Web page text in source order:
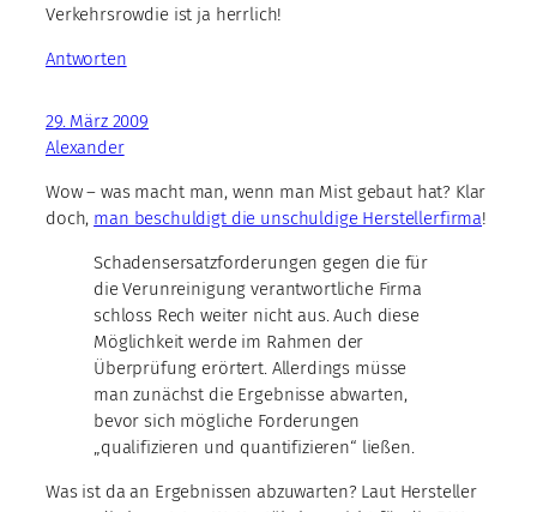
Verkehrsrowdie ist ja herrlich!
Antworten
29. März 2009
Alexander
Wow – was macht man, wenn man Mist gebaut hat? Klar
doch, man beschuldigt die unschuldige Herstellerfirma!
Schadensersatzforderungen gegen die für
die Verunreinigung verantwortliche Firma
schloss Rech weiter nicht aus. Auch diese
Möglichkeit werde im Rahmen der
Überprüfung erörtert. Allerdings müsse
man zunächst die Ergebnisse abwarten,
bevor sich mögliche Forderungen
„qualifizieren und quantifizieren“ ließen.
Was ist da an Ergebnissen abzuwarten? Laut Hersteller